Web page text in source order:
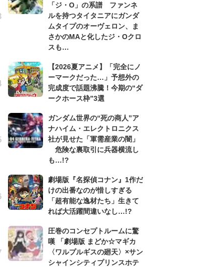
「ジ・O」の系譜 ファンネ
ルを持つタイタニアにガンダ
ムタイプのオーヴェロン、ま
さかのMAと化したジ・Oクロ
スも…
【2026夏アニメ】「完全にノ
ーマークだった…」予想外の
完成度で話題沸騰！今期の“ダ
ークホース枠”3選
ガンダム世界の“死の商人”ア
ナハイム・エレクトロニクス
社が見せた「軍需産業の闇」
危険な裏取引に兵器横流し
も…!?
劇場版『名探偵コナン』1作だ
けの出番なのが惜しすぎる
「超有能な逸材たち」生きて
れば大活躍間違いなし…!?
圧巻のコンセプトルームに驚
嘆 「劇場版 まどか☆マギカ
〈ワルプルギスの廻天〉×サン
シャインシティプリンスホテ